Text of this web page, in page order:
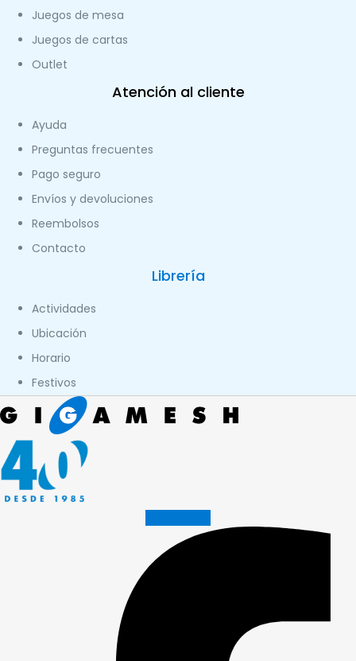
Juegos de mesa
Juegos de cartas
Outlet
Atención al cliente
Ayuda
Preguntas frecuentes
Pago seguro
Envíos y devoluciones
Reembolsos
Contacto
Librería
Actividades
Ubicación
Horario
Festivos